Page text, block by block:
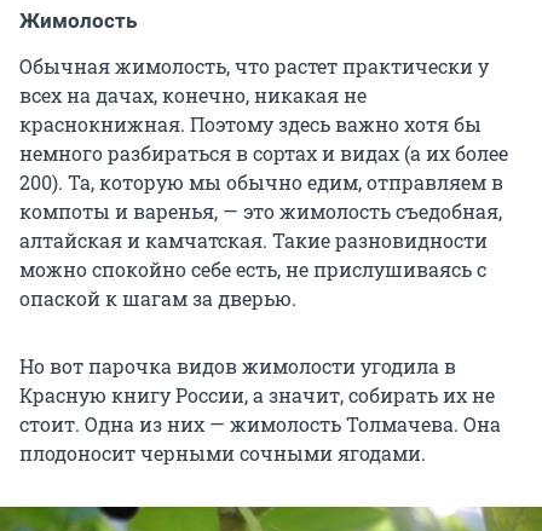
Жимолость
Обычная жимолость, что растет практически у
всех на дачах, конечно, никакая не
краснокнижная. Поэтому здесь важно хотя бы
немного разбираться в сортах и видах (а их более
200). Та, которую мы обычно едим, отправляем в
компоты и варенья, — это жимолость съедобная,
алтайская и камчатская. Такие разновидности
можно спокойно себе есть, не прислушиваясь с
опаской к шагам за дверью.
Но вот парочка видов жимолости угодила в
Красную книгу России, а значит, собирать их не
стоит. Одна из них — жимолость Толмачева. Она
плодоносит черными сочными ягодами.